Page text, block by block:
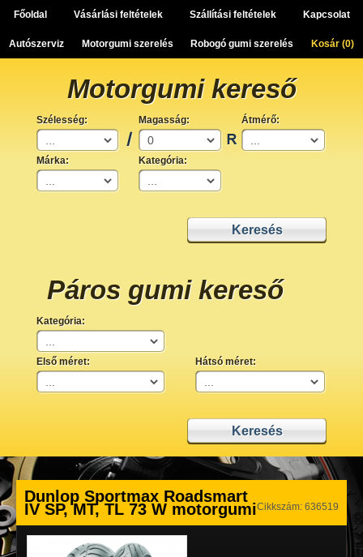
Főoldal Vásárlási feltételek Szállítási feltételek Kapcsolat
Autószerviz Motorgumi szerelés Robogó gumi szerelés Kosár (0)
Motorgumi kereső
Szélesség: Magasság: Átmérő:
Márka: Kategória:
Páros gumi kereső
Kategória:
Első méret: Hátsó méret:
Cikkszám: 636519
Dunlop Sportmax Roadsmart
IV SP, MT, TL 73 W motorgumi